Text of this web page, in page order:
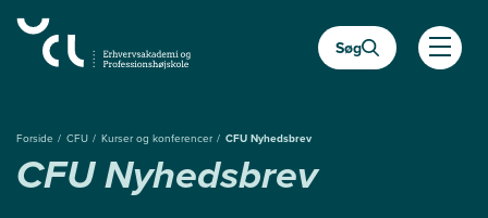
hovedindhold
Søg
Åben
Forside CFU Kurser og konferencer CFU Nyhedsbrev
CFU Nyhedsbrev